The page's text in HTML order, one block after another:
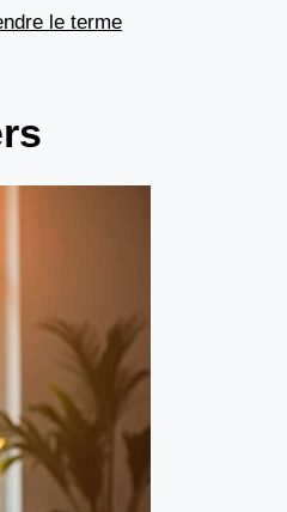
le terme